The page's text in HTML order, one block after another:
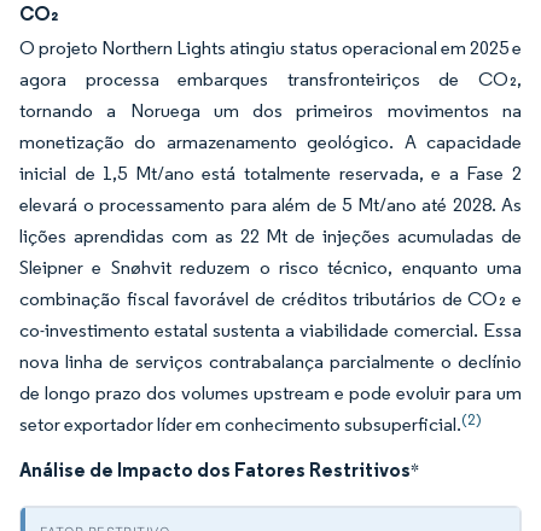
CO₂
O projeto Northern Lights atingiu status operacional em 2025 e
agora processa embarques transfronteiriços de CO₂,
tornando a Noruega um dos primeiros movimentos na
monetização do armazenamento geológico. A capacidade
inicial de 1,5 Mt/ano está totalmente reservada, e a Fase 2
elevará o processamento para além de 5 Mt/ano até 2028. As
lições aprendidas com as 22 Mt de injeções acumuladas de
Sleipner e Snøhvit reduzem o risco técnico, enquanto uma
combinação fiscal favorável de créditos tributários de CO₂ e
co-investimento estatal sustenta a viabilidade comercial. Essa
nova linha de serviços contrabalança parcialmente o declínio
de longo prazo dos volumes upstream e pode evoluir para um
setor exportador líder em conhecimento subsuperficial.(2)
Análise de Impacto dos Fatores Restritivos*